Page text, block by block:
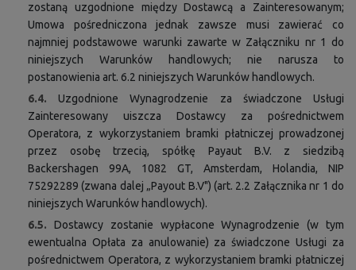
zostaną uzgodnione między Dostawcą a Zainteresowanym;
Umowa pośredniczona jednak zawsze musi zawierać co
najmniej podstawowe warunki zawarte w Załączniku nr 1 do
niniejszych Warunków handlowych; nie narusza to
postanowienia art. 6.2 niniejszych Warunków handlowych.
6.4. Uzgodnione Wynagrodzenie za świadczone Usługi
Zainteresowany uiszcza Dostawcy za pośrednictwem
Operatora, z wykorzystaniem bramki płatniczej prowadzonej
przez osobę trzecią, spółkę Payaut B.V. z siedzibą
Backershagen 99A, 1082 GT, Amsterdam, Holandia, NIP
75292289 (zwana dalej „Payout B.V") (art. 2.2 Załącznika nr 1 do
niniejszych Warunków handlowych).
6.5. Dostawcy zostanie wypłacone Wynagrodzenie (w tym
ewentualna Opłata za anulowanie) za świadczone Usługi za
pośrednictwem Operatora, z wykorzystaniem bramki płatniczej